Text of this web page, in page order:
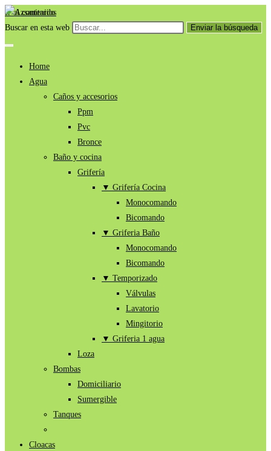
Ir al contenido
Buscar en esta web
Enviar la búsqueda
Home
Agua
Caños y accesorios
Ppm
Pvc
Bronce
Baño y cocina
Grifería
▼ Grifería Cocina
Monocomando
Bicomando
▼ Griferia Baño
Monocomando
Bicomando
▼ Temporizado
Válvulas
Lavatorio
Mingitorio
▼ Griferia 1 agua
Loza
Bombas
Domiciliario
Sumergible
Tanques
Cloacas